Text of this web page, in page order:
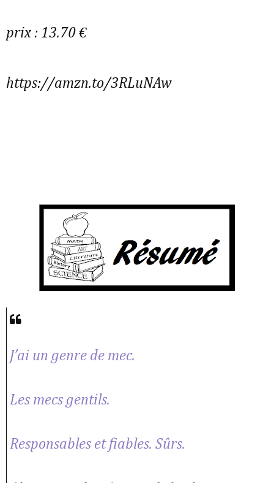
prix : 13.70 €
https://amzn.to/3RLuNAw
J’ai un genre de mec.
Les mecs gentils.
Responsables et fiables. Sûrs.